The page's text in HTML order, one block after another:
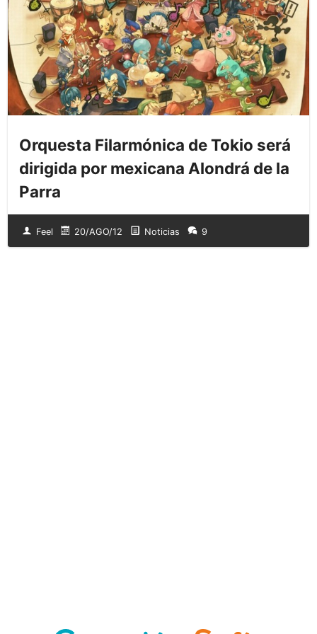
Orquesta Filarmónica de Tokio será
dirigida por mexicana Alondrá de la
Parra
Feel 20/AGO/12 Noticias 9